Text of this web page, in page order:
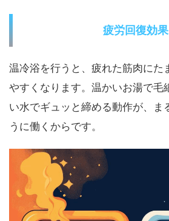
疲労回復効果
温冷浴を行うと、疲れた筋肉にた
やすくなります。温かいお湯で毛
い水でギュッと締める動作が、ま
うに働くからです。